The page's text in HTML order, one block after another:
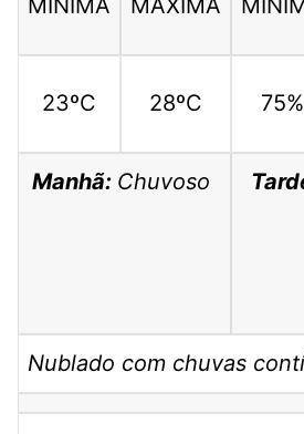
23ºC 28ºC 75%
Manhã: Chuvoso
Nublado com chuvas